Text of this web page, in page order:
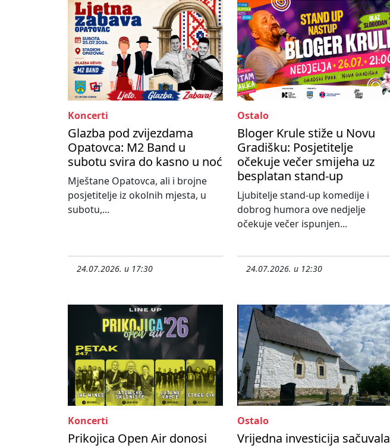
Koncerti
Glazba pod zvijezdama
Opatovca: M2 Band u
subotu svira do kasno u noć
Mještane Opatovca, ali i brojne
posjetitelje iz okolnih mjesta, u
subotu,...
24.07.2026. u 17:30
Ostalo
Bloger Krule stiže u Novu
Gradišku: Posjetitelje
očekuje večer smijeha uz
besplatan stand-up
Ljubitelje stand-up komedije i
dobrog humora ove nedjelje
očekuje večer ispunjen...
24.07.2026. u 12:30
Koncerti
Prikojica Open Air donosi
Ostalo
Vrijedna investicija sačuvala